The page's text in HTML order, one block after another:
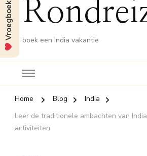
boek een India vakantie
Home Blog
India
Leer de traditionele ambachten van
activiteiten